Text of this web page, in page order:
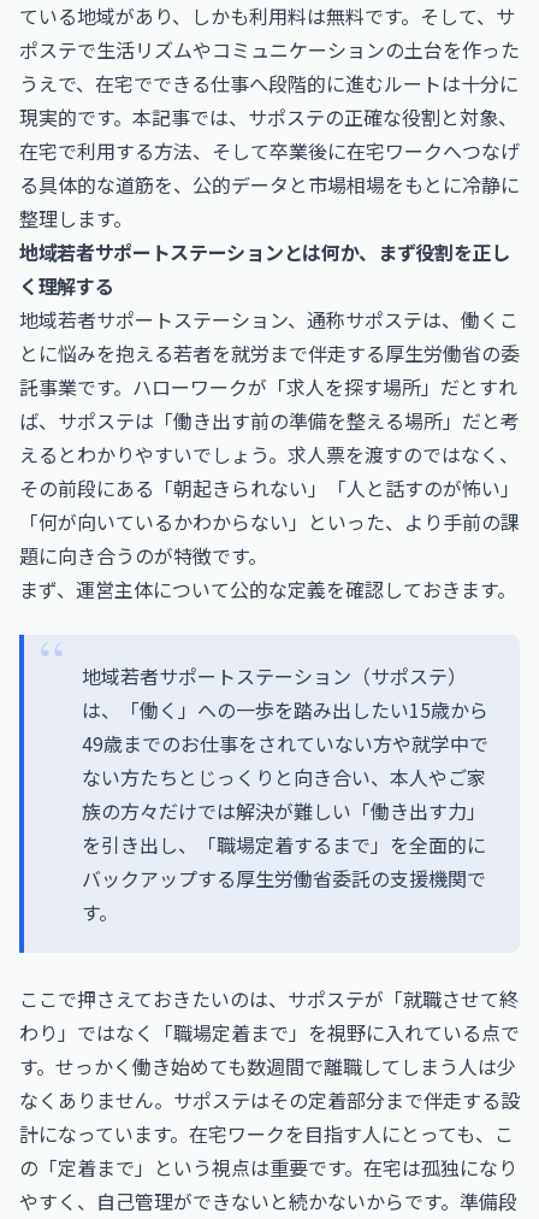
ている地域があり、しかも利用料は無料です。そして、サ
ポステで生活リズムやコミュニケーションの土台を作った
うえで、在宅でできる仕事へ段階的に進むルートは十分に
現実的です。本記事では、サポステの正確な役割と対象、
在宅で利用する方法、そして卒業後に在宅ワークへつなげ
る具体的な道筋を、公的データと市場相場をもとに冷静に
整理します。
地域若者サポートステーションとは何か、まず役割を正し
く理解する
地域若者サポートステーション、通称サポステは、働くこ
とに悩みを抱える若者を就労まで伴走する厚生労働省の委
託事業です。ハローワークが「求人を探す場所」だとすれ
ば、サポステは「働き出す前の準備を整える場所」だと考
えるとわかりやすいでしょう。求人票を渡すのではなく、
その前段にある「朝起きられない」「人と話すのが怖い」
「何が向いているかわからない」といった、より手前の課
題に向き合うのが特徴です。
まず、運営主体について公的な定義を確認しておきます。
地域若者サポートステーション（サポステ）
は、「働く」への一歩を踏み出したい15歳から
49歳までのお仕事をされていない方や就学中で
ない方たちとじっくりと向き合い、本人やご家
族の方々だけでは解決が難しい「働き出す力」
を引き出し、「職場定着するまで」を全面的に
バックアップする厚生労働省委託の支援機関で
す。
ここで押さえておきたいのは、サポステが「就職させて終
わり」ではなく「職場定着まで」を視野に入れている点で
す。せっかく働き始めても数週間で離職してしまう人は少
なくありません。サポステはその定着部分まで伴走する設
計になっています。在宅ワークを目指す人にとっても、こ
の「定着まで」という視点は重要です。在宅は孤独になり
やすく、自己管理ができないと続かないからです。準備段